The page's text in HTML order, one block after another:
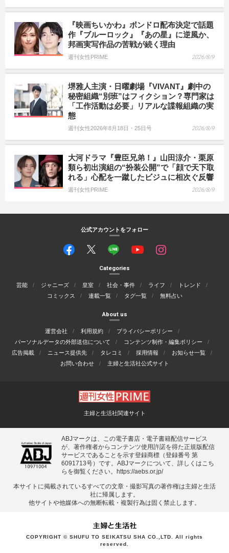
『映画ちいかわ』ボンドロ配布決定で話題
作『ブルーロック』『あの星』に逆風か、
邦画実写作品の苦戦が続く理由
週刊女性PRIME 2026/8/9
堺雅人主演・日曜劇場『VIVANT』劇中の
秘密組織“別班”はフィクション？専門家は
「工作活動は必要」リアルな諜報組織の実
態
週刊女性2026年8月18日・25日号 2026/8/9
大河ドラマ『豊臣兄弟！』山田涼介・栗原
類ら初出演組の“扮装公開”で「顔で天下取
れる」心配を一蹴したビジュに相次ぐ反響
週刊女性PRIME 2026/8/9
公式アカウントをフォロー
Categories
芸能 ジャニーズ 皇室 社会・事件 ライフ
トレンド
コミックス
連載一覧 タグ一覧 無料占い
About us
運営会社 利用規約
プライバシーポリシー
パーソナルデータの外部送信について
コンテンツ制作・編集ポリシー
広告掲載
ニュース提供先 タレコミ 採用情報
お知らせ一覧
お問い合わせ
主婦と生活社公式サイト
主婦と生活社関連サイト
ABJマークは、この電子書店・電子書籍配信サービス
が、著作権者からコンテンツ使用許諾を得た正規版配信
サービスであることを示す登録商標（登録番号 第
6091713号）です。ABJマークについて、詳しくはこち
らを御覧ください。
https://aebs.or.jp/
本サイトに掲載されているすべての⽂章・撮影写真の著作権は主婦と⽣活
社に帰属します。
他サイトや他媒体への無断転載・複製⾏為は固く禁⽌します。
COPYRIGHT © SHUFU TO SEIKATSU SHA CO.,LTD. All rights
reserved.